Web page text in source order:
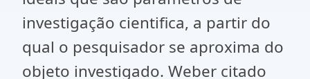
investigação cientifica, a partir do
qual o pesquisador se aproxima do
objeto investigado. Weber citado